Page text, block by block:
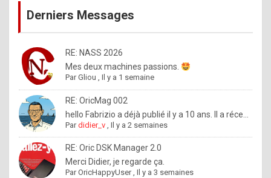
%
a
d
e
b
y
R
Derniers Messages
RE: NASS 2026
Mes deux machines passions.
ParGliou ,Il y a 1 semaine
RE: OricMag 002
hello Fabrizio a déjà publié il y a 10 ans. Il a réce...
Pardidier_v ,Il y a 2 semaines
RE: Oric DSK Manager 2.0
Merci Didier, je regarde ça.
ParOricHappyUser,Il y a 3 semaines